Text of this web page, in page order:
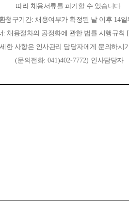
따라 채용서류를 파기할 수 있습니다.
청구기간: 채용여부가 확정된 날 이후 14일
:채용절차의 공정화에 관한 법률 시행규칙 [
한 사항은 인사관리 담당자에게 문의하시
(문의전화: 041)402-7772) 인사담당자